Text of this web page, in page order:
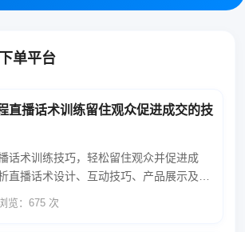
单平台
直播话术训练留住观众促进成交的技
话术训练技巧，轻松留住观众并促进成
直播话术设计、互动技巧、产品展示及成
览：675 次